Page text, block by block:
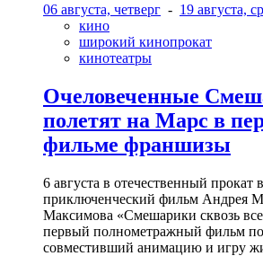
06 августа, четверг - 19 августа,
кино
широкий кинопрокат
кинотеатры
Очеловеченные
полетят на Марс в
фильме франшизы
6 августа в отечественный
приключенческий фильм Андрея
Максимова «Смешарики сквозь
первый полнометражный фильм
совместивший анимацию и игру